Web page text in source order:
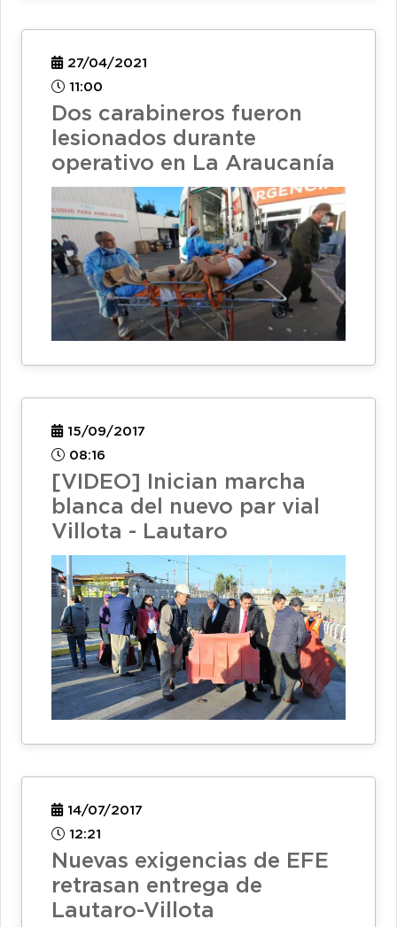
27/04/2021
11:00
Dos carabineros fueron
lesionados durante
operativo en La Araucanía
15/09/2017
08:16
[VIDEO] Inician marcha
blanca del nuevo par vial
Villota - Lautaro
14/07/2017
12:21
Nuevas exigencias de EFE
retrasan entrega de
Lautaro-Villota